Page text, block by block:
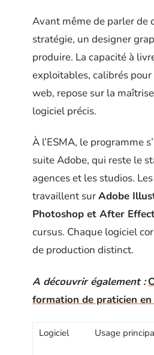
Avant même de parler de
stratégie, un designer
produire. La capacité à
exploitables, calibrés pour
web, repose sur la
logiciel précis.
À l’ESMA, le programme
suite Adobe, qui reste le
agences et les studios.
travaillent surAdobe
Photoshop et After
cursus. Chaque logiciel
de production distinct.
A découvrir également :
formation de praticien
Logiciel Usage